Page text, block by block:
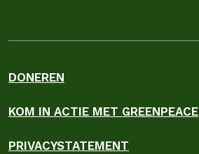
DONEREN
KOM IN ACTIE MET GREENPEACE
PRIVACYSTATEMENT